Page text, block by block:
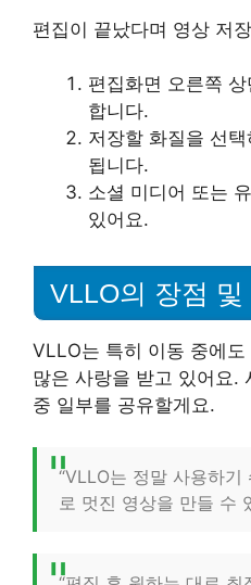
편집이 끝났다며 영상 저
편집화면 오른쪽 상
합니다.
저장할 화질을 선택
됩니다.
소셜 미디어 또는
있어요.
VLLO의 장점
VLLO는 특히 이동 중에
많은 사랑을 받고 있어요.
중 일부를 공유할게요.
“VLLO는 정말 사용하기
로 멋진 영상을 만들 수